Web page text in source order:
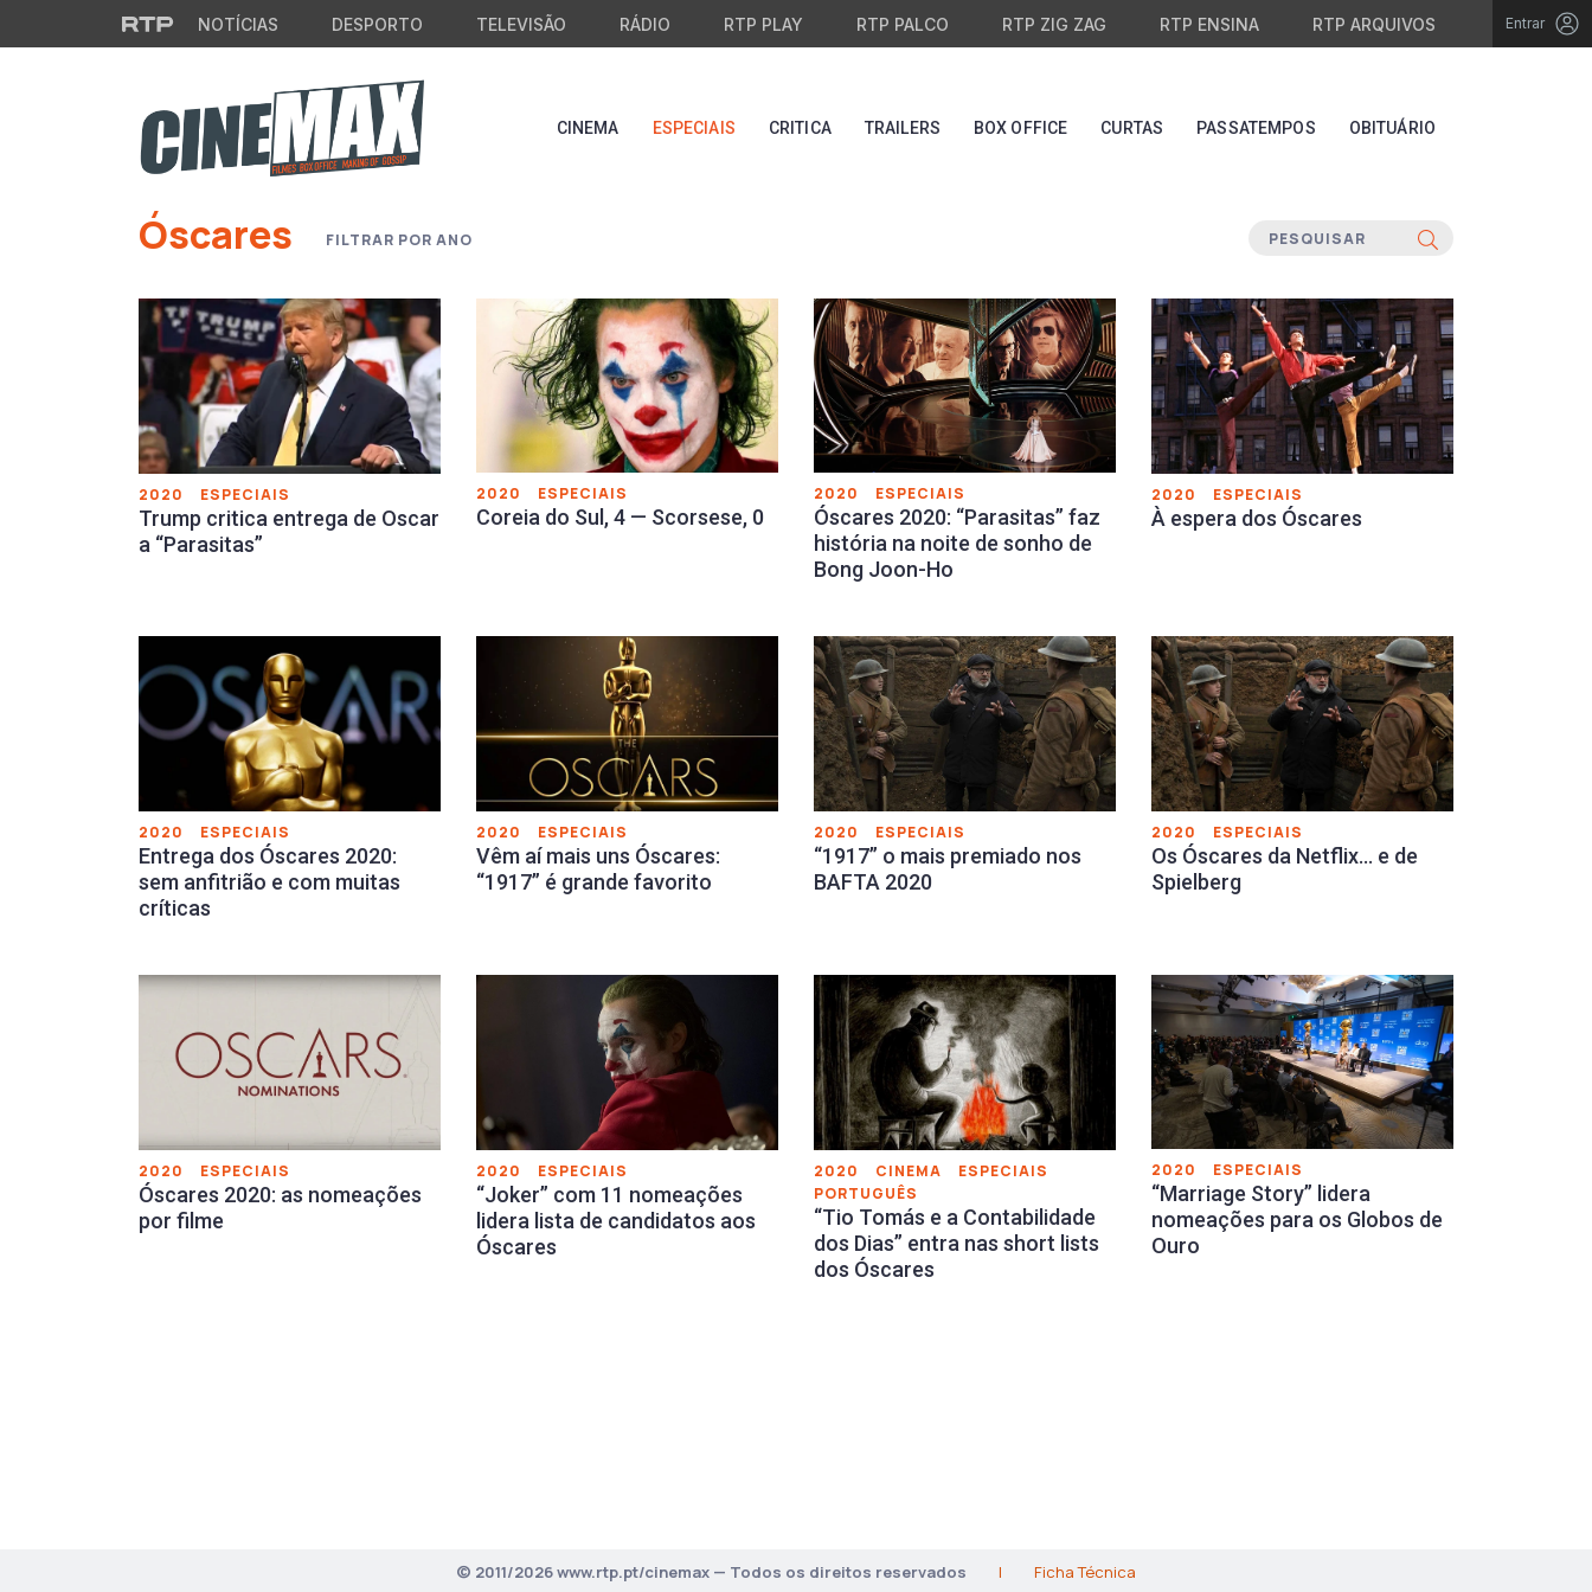
Saltar para o conteúdo principal
NOTÍCIAS DESPORTO TELEVISÃO RÁDIO RTP PLAY RTP PALCO RTP ZIG ZAG RTP ENSINA RTP ARQUIVOS Entrar
CINEMA ESPECIAIS CRITICA TRAILERS BOX OFFICE CURTAS PASSATEMPOS OBITUÁRIO
Óscares FILTRAR POR ANO
2020 ESPECIAIS
Trump critica entrega de Oscar
a “Parasitas”
2020 ESPECIAIS
Coreia do Sul, 4 — Scorsese, 0
2020 ESPECIAIS
Óscares 2020: “Parasitas” faz
história na noite de sonho de
Bong Joon-Ho
2020 ESPECIAIS
À espera dos Óscares
2020 ESPECIAIS
Entrega dos Óscares 2020:
sem anfitrião e com muitas
críticas
2020 ESPECIAIS
Vêm aí mais uns Óscares:
“1917” é grande favorito
2020 ESPECIAIS
“1917” o mais premiado nos
BAFTA 2020
2020 ESPECIAIS
Os Óscares da Netflix… e de
Spielberg
2020 ESPECIAIS
Óscares 2020: as nomeações
por filme
2020 ESPECIAIS
“Joker” com 11 nomeações
lidera lista de candidatos aos
Óscares
2020 CINEMA
ESPECIAIS
PORTUGUÊS
“Tio Tomás e a Contabilidade
dos Dias” entra nas short lists
dos Óscares
2020 ESPECIAIS
“Marriage Story” lidera
nomeações para os Globos de
Ouro
© 2011/2026 www.rtp.pt/cinemax — Todos os direitos reservados | Ficha Técnica